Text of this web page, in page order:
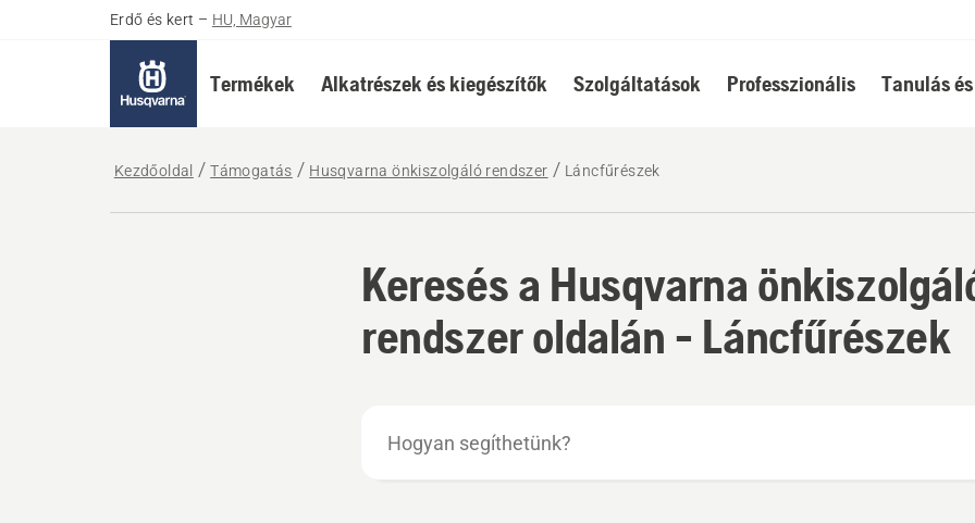
Erdő és kert – HU, Magyar
Termékek Alkatrészek és kiegészítők Szolgáltatások Professzionális Tanulás
Kezdőoldal Támogatás Husqvarna önkiszolgáló rendszer Láncfűrészek
Keresés a Husqvarna
rendszer oldalán - Láncfűrészek
segíthetünk?